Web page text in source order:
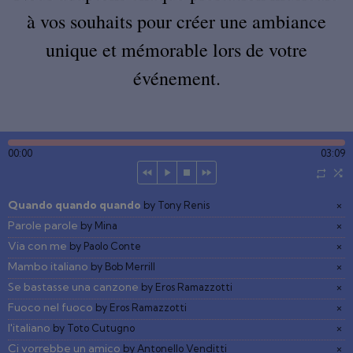
à vos souhaits pour créer une ambiance
unique et mémorable lors de votre
événement.
00:00 03:09
×
Quando quando quando by Tony Renis
×
Parole parole by Mina
×
Via con me by Paolo Conte
×
Mambo italiano by Bob Merrill
×
Se bastasse una canzone by Eros Ramazzotti
×
Fuoco nel fuoco by Eros Ramazzotti
×
l'italiano by Toto Cutugno
×
Ci vorrebbe un amico by Antonello Venditti